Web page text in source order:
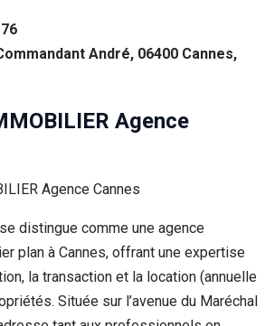
André, 06400 Cannes,
Agence
distingue comme une agence
plan à Cannes, offrant une expertise
la transaction et la location (annuelle
Située sur l’avenue du Maréchal